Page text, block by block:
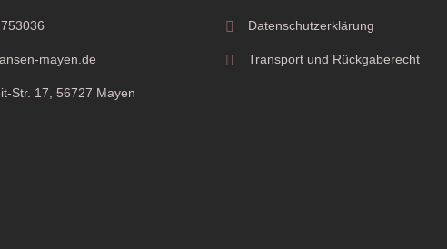
mayen.de
Str. 17, 56727 Mayen
Datenschutzerklärung
Transport und Rückgaberecht